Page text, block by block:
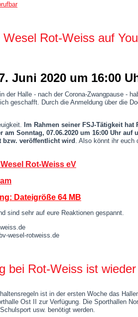
Rot-Weiss auf
Juni 2020 um 16:00
der Halle - nach der Corona-Zwangpause -
geschafft. Durch die Anmeldung über die
Im Rahmen seiner FSJ-Tätigkeit hat
Sonntag, 07.06.2020 um 16:00 Uhr auf
bzw. veröffentlicht wird. Also könnt ihr euch
Rot-Weiss eV
Dateigröße 64 MB
sind sehr auf eure Reaktionen gespannt.
wesel-rotweiss.de
bei Rot-Weiss ist
ist in der ersten Woche das
Ost II zur Verfügung. Die Sporthallen
usw. benötigt werden.